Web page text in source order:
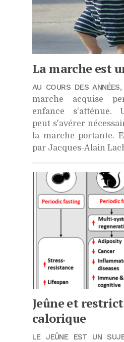
La marche est
AU COURS DES
marche acquise
enfance s'atténue.
peut s'avérer
la marche portante.
par Jacques-Alain
Jeûne et
calorique
LE JEÛNE EST UN